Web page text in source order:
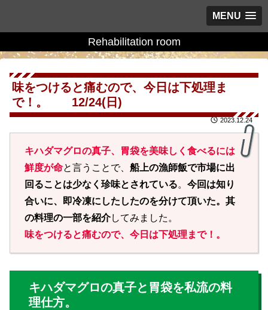
MENU
Rehabilitation room
味をつけると痛むので、今日は下処理ま
で！。 12/24(日)
2023.12.24
キハダマグロの真子、胃袋を美味しく食べるには
鮮度が命と言うことで、 船上の漁師飯で市場に出
回ることは少なく珍味とされている。 今回は知り
合いに、即冷凍にしたしたのを分けて頂いた。其
の料理の一部を紹介してみました。
味をつけると痛むので、今日は下処理まで！。
キハダマグロの真子と胃袋を私流の料
理仕方。